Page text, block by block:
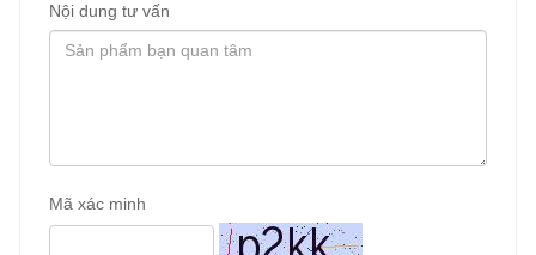
Nội dung tư vấn
Mã xác minh